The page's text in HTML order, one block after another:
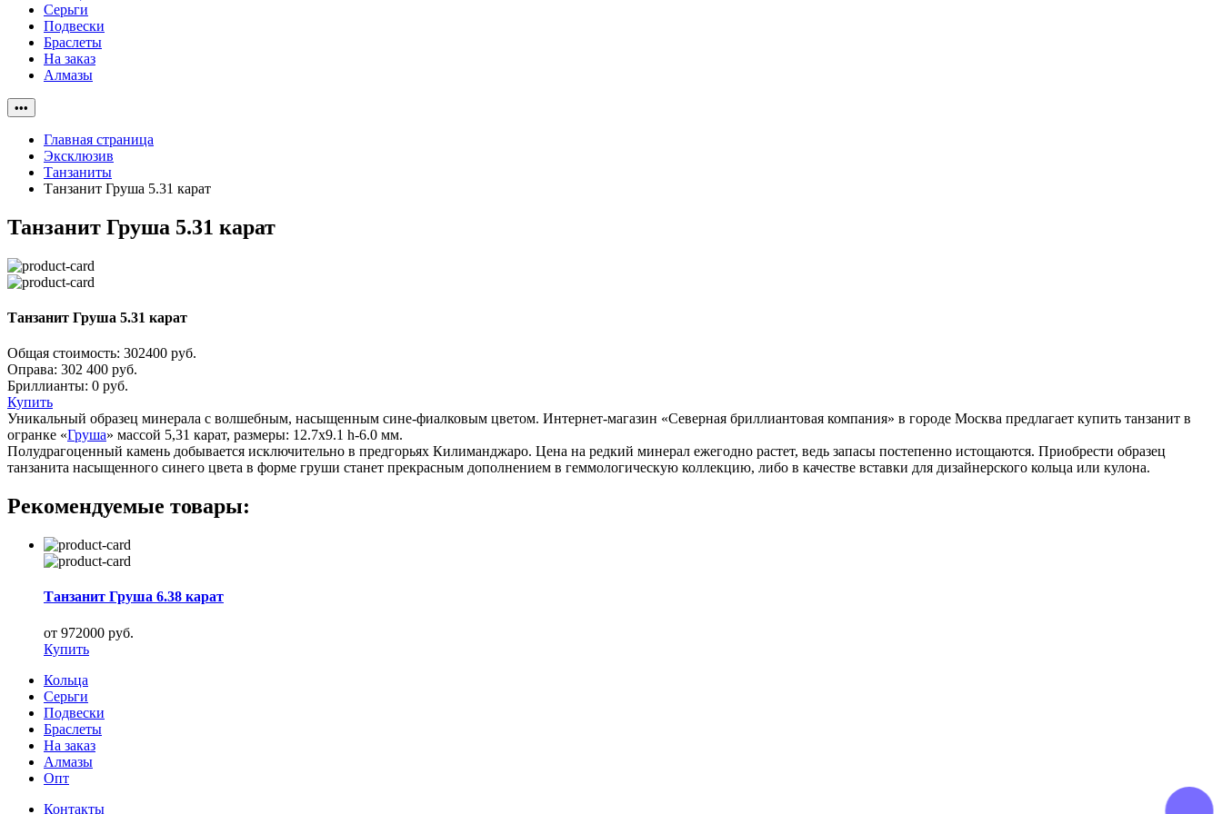
Серьги
Подвески
Браслеты
На заказ
Алмазы
•••
Главная страница
Эксклюзив
Танзаниты
Танзанит Груша 5.31 карат
Танзанит Груша 5.31 карат
Танзанит Груша 5.31 карат
Общая стоимость: 302400 руб.
Оправа: 302 400 руб.
Бриллианты: 0 руб.
Купить
Уникальный образец минерала с волшебным, насыщенным сине-фиалковым цветом. Интернет-магазин «Северная бриллиантовая компания» в городе Москва предлагает купить танзанит в
огранке «Груша» массой 5,31 карат, размеры: 12.7x9.1 h-6.0 мм.
Полудрагоценный камень добывается исключительно в предгорьях Килиманджаро. Цена на редкий минерал ежегодно растет, ведь запасы постепенно истощаются. Приобрести образец
танзанита насыщенного синего цвета в форме груши станет прекрасным дополнением в геммологическую коллекцию, либо в качестве вставки для дизайнерского кольца или кулона.
Рекомендуемые товары:
Танзанит Груша 6.38 карат
от 972000 руб.
Купить
Кольца
Серьги
Подвески
Браслеты
На заказ
Алмазы
Опт
Контакты